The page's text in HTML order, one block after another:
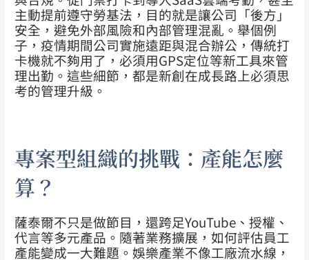
主動提前遵守勞基法，目的就是讓公司「後方」
安全，避免外部風險和內部管理混亂。 舉個例
子，疫情期間公司實施遠距與混合辦公，傳統打
卡機就不夠用了，必須用GPS定位等新工具來管
理出勤。這些細節，都是新創在成長路上必須思
考的管理升級。
專案型組織的挑戰：產能怎麼
算？
薩泰爾不只是做節目，還跨足YouTube、授權、
代言等多元產品。隨著業務擴展，如何評估員工
產能變成一大難題。娛樂產業不像工廠流水線，